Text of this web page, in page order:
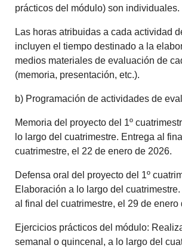
prácticos del módulo) son individuales.
Las horas atribuidas a cada actividad
incluyen el tiempo destinado a la
medios materiales de evaluación de
(memoria, presentación, etc.).
b) Programación de actividades de
Memoria del proyecto del 1º
lo largo del cuatrimestre. Entrega al
cuatrimestre, el 22 de enero de 2026.
Defensa oral del proyecto del 1º
Elaboración a lo largo del
al final del cuatrimestre, el 29 de enero
Ejercicios prácticos del módulo:
semanal o quincenal, a lo largo del